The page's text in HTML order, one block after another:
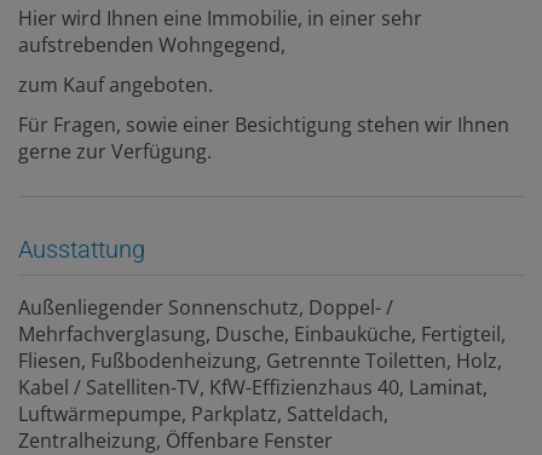
Hier wird Ihnen eine Immobilie, in einer sehr
aufstrebenden Wohngegend,
zum Kauf angeboten.
Für Fragen, sowie einer Besichtigung stehen wir Ihnen
gerne zur Verfügung.
Ausstattung
Außenliegender Sonnenschutz Doppel- /
Mehrfachverglasung Dusche Einbauküche Fertigteil
Fliesen Fußbodenheizung Getrennte Toiletten Holz
Kabel / Satelliten-TV KfW-Effizienzhaus 40 Laminat
Luftwärmepumpe Parkplatz Satteldach
Zentralheizung Öffenbare Fenster